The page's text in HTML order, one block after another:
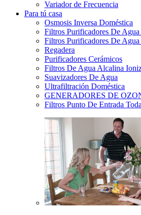
Variador de Frecuencia
Para tú casa
Osmosis Inversa Doméstica
Filtros Purificadores De
Filtros Purificadores De Agua
Regadera
Purificadores Cerámicos
Filtros De Agua Alcalina
Suavizadores De Agua
Ultrafiltración Doméstica
GENERADORES DE
Filtros Punto De Entrada